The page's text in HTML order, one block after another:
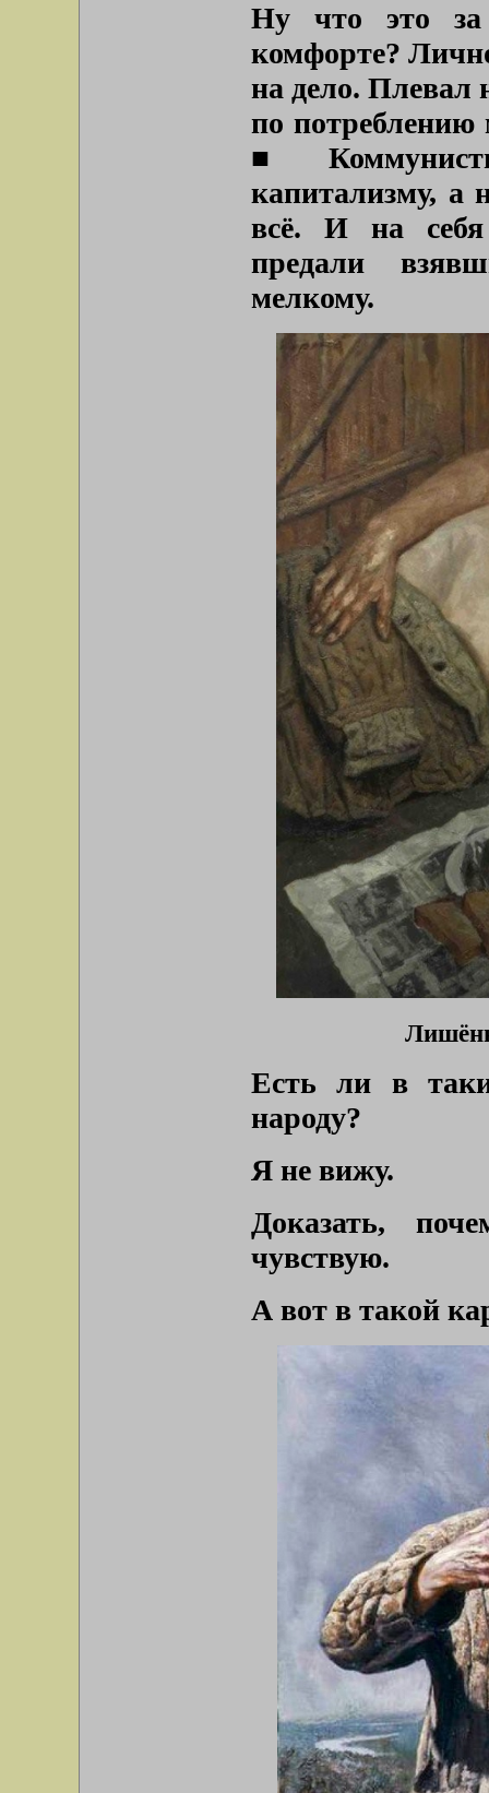
Ну что это
комфорте?
на дело.
по
■
капитализму, а
всё. И на себя
предали
мелкому.
Есть ли в
народу?
Я не вижу.
Доказать,
чувствую.
А вот в такой